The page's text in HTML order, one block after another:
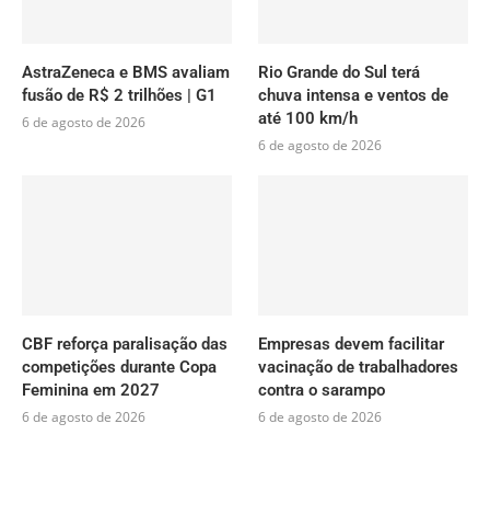
AstraZeneca e BMS avaliam
fusão de R$ 2 trilhões | G1
6 de agosto de 2026
Rio Grande do Sul terá
chuva intensa e ventos de
até 100 km/h
6 de agosto de 2026
CBF reforça paralisação das
competições durante Copa
Feminina em 2027
6 de agosto de 2026
Empresas devem facilitar
vacinação de trabalhadores
contra o sarampo
6 de agosto de 2026